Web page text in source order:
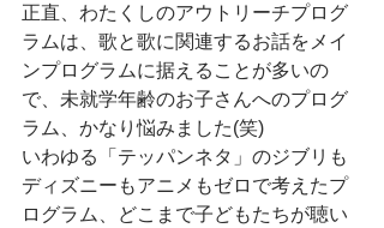
正直、わたくしのアウトリーチプログ
ラムは、歌と歌に関連するお話をメイ
ンプログラムに据えることが多いの
で、未就学年齢のお子さんへのプログ
ラム、かなり悩みました(笑)
いわゆる「テッパンネタ」のジブリも
ディズニーもアニメもゼロで考えたプ
ログラム、どこまで子どもたちが聴い